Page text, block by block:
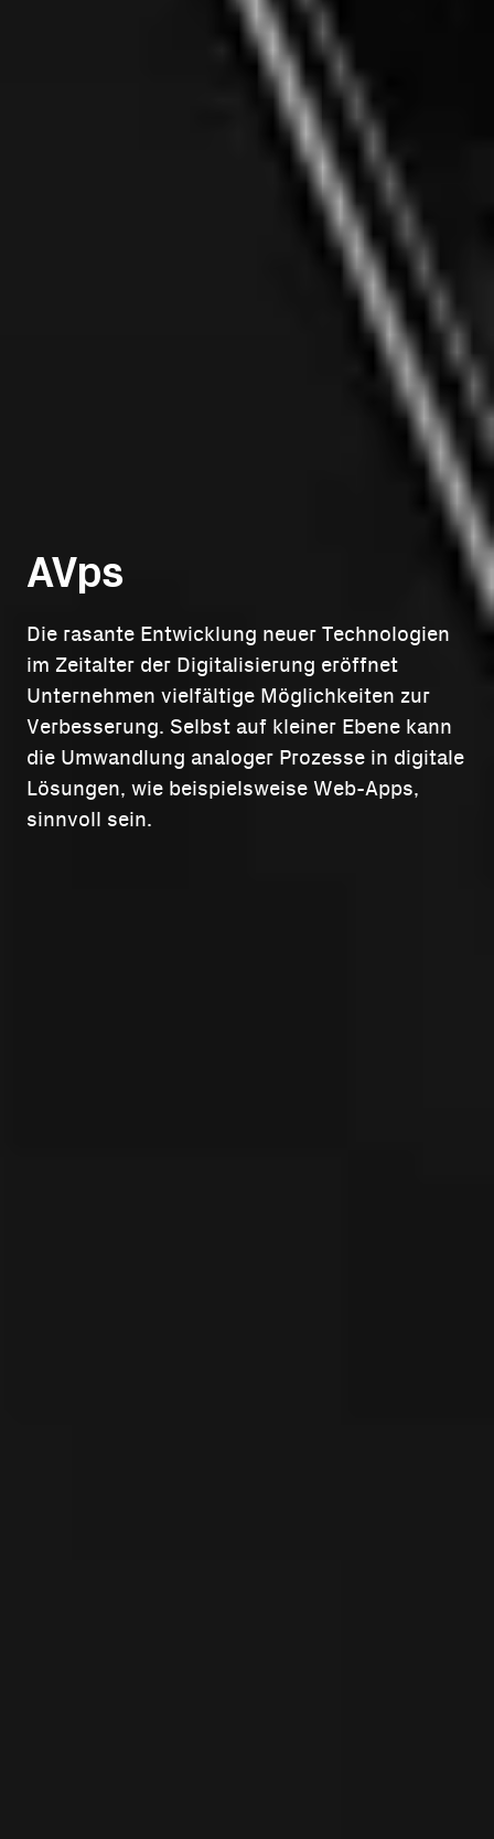
MVPs
Die rasante Entwicklung neuer Technologien
im Zeitalter der Digitalisierung eröffnet
Unternehmen vielfältige Möglichkeiten zur
Verbesserung. Selbst auf kleiner Ebene kann
die Umwandlung analoger Prozesse in digitale
Lösungen, wie beispielsweise Web-Apps,
sinnvoll sein.